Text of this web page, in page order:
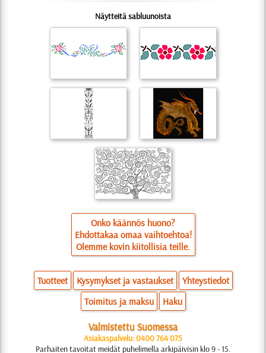
Näytteitä sabluunoista
Onko käännös huono?
Ehdottakaa omaa vaihtoehtoa!
Olemme kovin kiitollisia teille.
Tuotteet Kysymykset ja vastaukset
Yhteystiedot
Toimitus ja maksu
Haku
Valmistettu Suomessa
Asiakaspalvelu: 0400 764 075
Parhaiten tavoitat meidät puhelimella arkipäivisin klo 9 - 15.